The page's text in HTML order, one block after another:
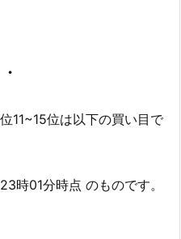
11~15位は以下の買い目で
時01分時点 のものです。